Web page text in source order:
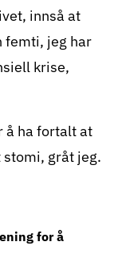
innså at
femti, jeg har
krise,
å ha fortalt at
stomi, gråt jeg.
for å